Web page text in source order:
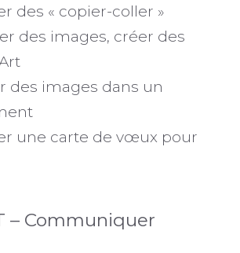
des « copier-coller »
des images, créer des
des images dans un
une carte de vœux pour
– Communiquer